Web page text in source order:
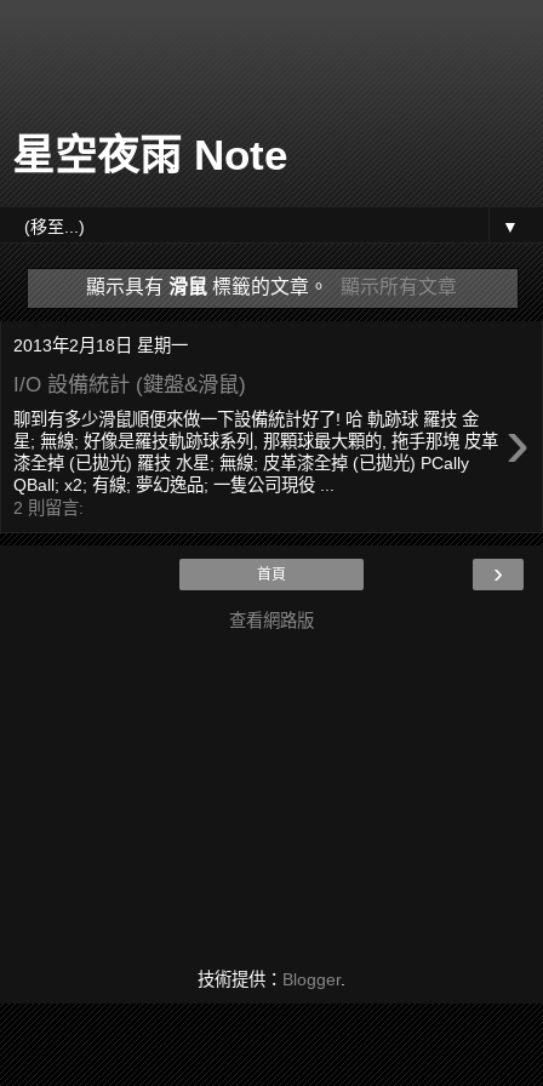
星空夜雨 Note
▼
顯示具有 滑鼠標籤的文章。 顯示所有文章
2013年2月18日 星期一
I/O 設備統計 (鍵盤&滑鼠)
›
聊到有多少滑鼠順便來做一下設備統計好了! 哈 軌跡球 羅技 金
星; 無線; 好像是羅技軌跡球系列, 那顆球最大顆的, 拖手那塊 皮革
漆全掉 (已拋光) 羅技 水星; 無線; 皮革漆全掉 (已拋光) PCally
QBall; x2; 有線; 夢幻逸品; 一隻公司現役 ...
2 則留言:
›
首頁
查看網路版
技術提供： Blogger.